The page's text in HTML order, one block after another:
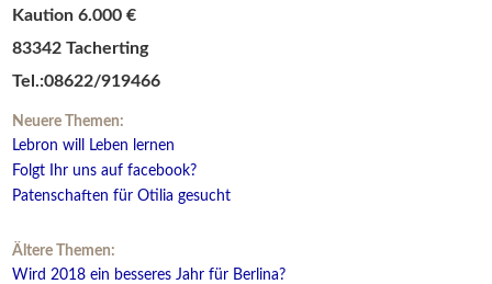
Kaution 6.000 €
83342 Tacherting
Tel.:08622/919466
Neuere Themen:
Lebron will Leben lernen
Folgt Ihr uns auf facebook?
Patenschaften für Otilia gesucht
Ältere Themen:
Wird 2018 ein besseres Jahr für Berlina?